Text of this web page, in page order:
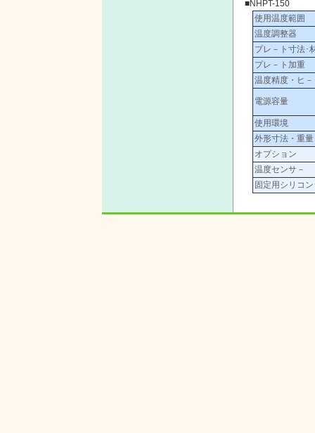
■NHPT-150
使用温度範囲
温度調整器
プレ－ト寸法･
プレ－ト加重
温度精度・ヒ
電源容量
使用環境
外形寸法・重量
オプション
温度センサ－
固定用シリコ